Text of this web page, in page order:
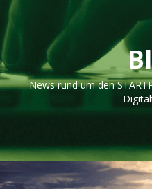
News rund um den